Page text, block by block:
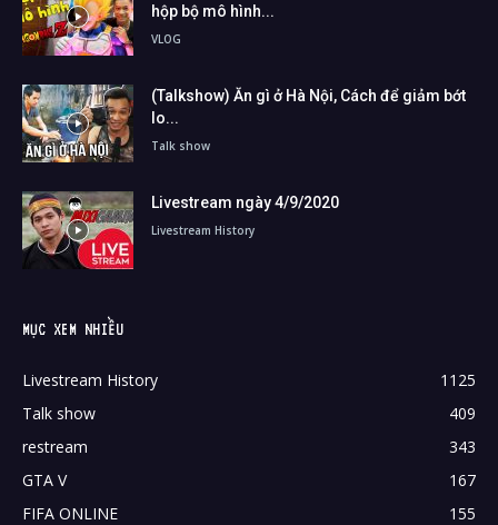
hộp bộ mô hình...
VLOG
(Talkshow) Ăn gì ở Hà Nội, Cách để giảm bớt
lo...
Talk show
Livestream ngày 4/9/2020
Livestream History
MỤC XEM NHIỀU
Livestream History
1125
Talk show
409
restream
343
GTA V
167
FIFA ONLINE
155